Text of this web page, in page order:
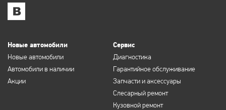
Новые автомобили
Новые автомобили
Автомобили в наличии
Акции
Сервис
Диагностика
Гарантийное обслуживание
Запчасти и аксессуары
Слесарный ремонт
Кузовной ремонт